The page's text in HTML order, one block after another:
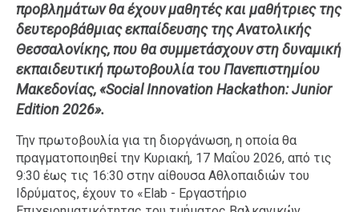
Ταξίδια
Style
Σπίτι
Family
Σχέσεις
AGENDA
Agenda
Επιλογές
Εισιτήρια
προβλημάτων θα έχουν μαθητές και μαθήτριες της
δευτεροβάθμιας εκπαίδευσης της Ανατολικής
Θεσσαλονίκης, που θα συμμετάσχουν στη δυναμική
εκπαιδευτική πρωτοβουλία του Πανεπιστημίου
Μακεδονίας, «Social Innovation Hackathon: Junior
Edition 2026».
Την πρωτοβουλία για τη διοργάνωση, η οποία θα
πραγματοποιηθεί την Κυριακή, 17 Μαΐου 2026, από τις
9:30 έως τις 16:30 στην αίθουσα Αθλοπαιδιών του
Ιδρύματος, έχουν το «Elab - Εργαστήριο